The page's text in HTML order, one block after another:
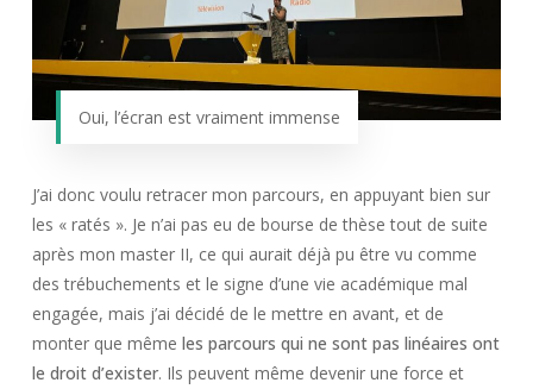
Oui, l’écran est vraiment immense
J’ai donc voulu retracer mon parcours, en appuyant bien sur
les « ratés ». Je n’ai pas eu de bourse de thèse tout de suite
après mon master II, ce qui aurait déjà pu être vu comme
des trébuchements et le signe d’une vie académique mal
engagée, mais j’ai décidé de le mettre en avant, et de
monter que même les parcours qui ne sont pas linéaires ont
le droit d’exister. Ils peuvent même devenir une force et